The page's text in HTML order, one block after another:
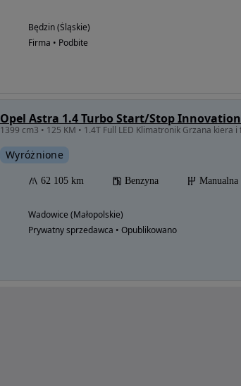
Będzin (Śląskie)
Firma • Podbite
Opel Astra 1.4 Turbo Start/Stop Innovation
Wyróżnione
62 105 km Benzyna Manualna
Wadowice (Małopolskie)
Prywatny sprzedawca • Opublikowano